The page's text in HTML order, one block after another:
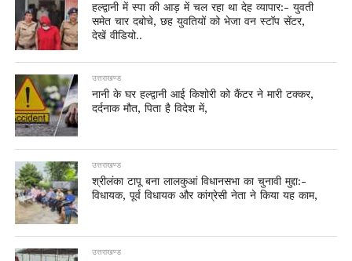
हल्द्वानी में स्पा की आड़ में चल रहा था देह व्यापार:- युवती
समेत चार दबोचे, छह युवतियों को भेजा वन स्टॉप सेंटर,
देखें वीडियो..
उत्तराखण्ड
नानी के घर हल्द्वानी आई किशोरी को कैंटर ने मारी टक्कर,
दर्दनाक मौत, पिता है विदेश में,
उत्तराखण्ड
श्रीलंका टापू बना लालकुआं विधानसभा का चुनावी मुद्दा:-
विधायक, पूर्व विधायक और कांग्रेसी नेता ने किया यह काम,
उत्तराखण्ड